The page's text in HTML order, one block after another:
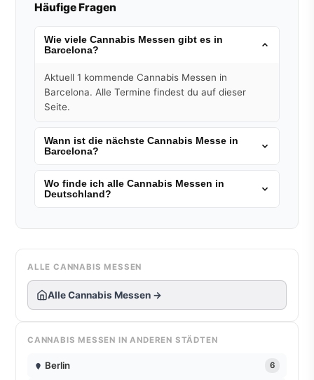
Häufige Fragen
Wie viele Cannabis Messen gibt es in
Barcelona?
Aktuell 1 kommende Cannabis Messen in
Barcelona. Alle Termine findest du auf dieser
Seite.
Wann ist die nächste Cannabis Messe in
Barcelona?
Wo finde ich alle Cannabis Messen in
Deutschland?
ALLE CANNABIS MESSEN
Alle Cannabis Messen →
CANNABIS MESSEN IN ANDEREN STÄDTEN
Berlin 6